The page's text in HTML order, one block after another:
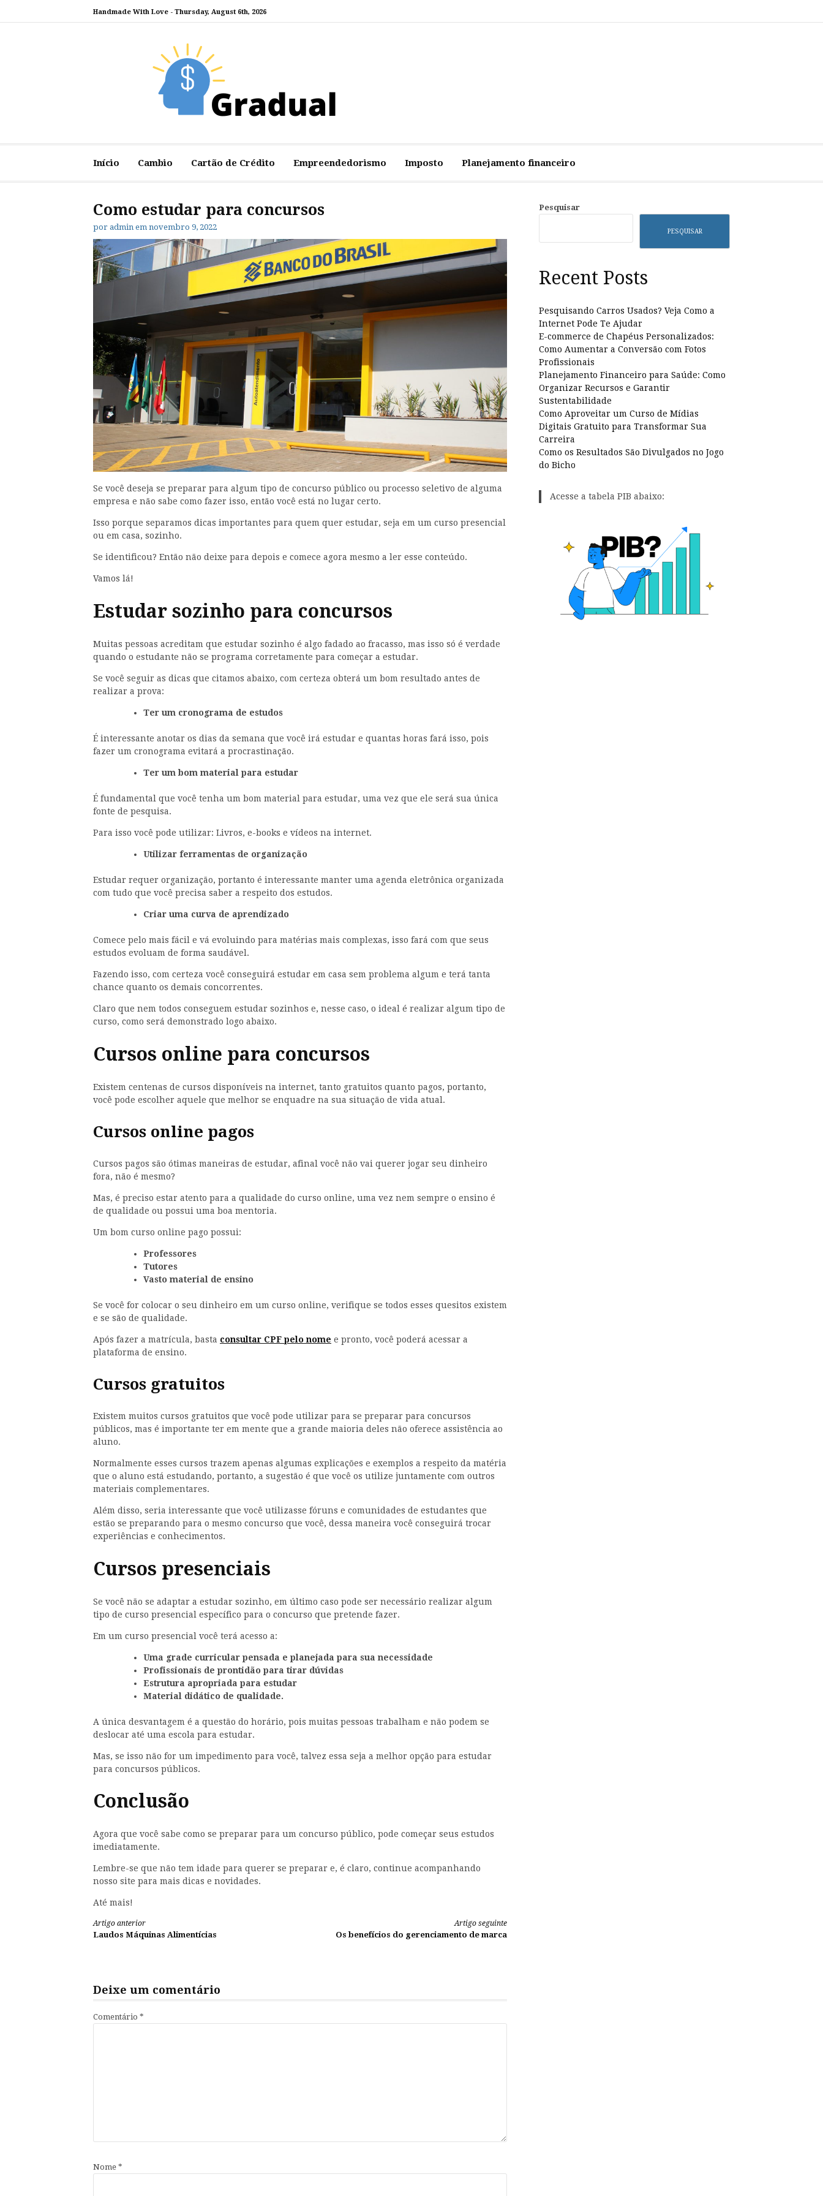
Handmade With Love - Thursday, August 6th, 2026
Page
Início Cambio Cartão de Crédito Empreendedorismo Imposto Planejamento financeiro
Como estudar para concursos
por admin em novembro 9, 2022
Se você deseja se preparar para algum tipo de concurso público ou processo seletivo de alguma
empresa e não sabe como fazer isso, então você está no lugar certo.
Isso porque separamos dicas importantes para quem quer estudar, seja em um curso presencial
ou em casa, sozinho.
Se identificou? Então não deixe para depois e comece agora mesmo a ler esse conteúdo.
Vamos lá!
Estudar sozinho para concursos
Muitas pessoas acreditam que estudar sozinho é algo fadado ao fracasso, mas isso só é verdade
quando o estudante não se programa corretamente para começar a estudar.
Se você seguir as dicas que citamos abaixo, com certeza obterá um bom resultado antes de
realizar a prova:
Ter um cronograma de estudos
É interessante anotar os dias da semana que você irá estudar e quantas horas fará isso, pois
fazer um cronograma evitará a procrastinação.
Ter um bom material para estudar
É fundamental que você tenha um bom material para estudar, uma vez que ele será sua única
fonte de pesquisa.
Para isso você pode utilizar: Livros, e-books e vídeos na internet.
Utilizar ferramentas de organização
Estudar requer organização, portanto é interessante manter uma agenda eletrônica organizada
com tudo que você precisa saber a respeito dos estudos.
Criar uma curva de aprendizado
Comece pelo mais fácil e vá evoluindo para matérias mais complexas, isso fará com que seus
estudos evoluam de forma saudável.
Fazendo isso, com certeza você conseguirá estudar em casa sem problema algum e terá tanta
chance quanto os demais concorrentes.
Claro que nem todos conseguem estudar sozinhos e, nesse caso, o ideal é realizar algum tipo de
curso, como será demonstrado logo abaixo.
Cursos online para concursos
Existem centenas de cursos disponíveis na internet, tanto gratuitos quanto pagos, portanto,
você pode escolher aquele que melhor se enquadre na sua situação de vida atual.
Cursos online pagos
Cursos pagos são ótimas maneiras de estudar, afinal você não vai querer jogar seu dinheiro
fora, não é mesmo?
Mas, é preciso estar atento para a qualidade do curso online, uma vez nem sempre o ensino é
de qualidade ou possui uma boa mentoria.
Um bom curso online pago possui:
Professores
Tutores
Vasto material de ensino
Se você for colocar o seu dinheiro em um curso online, verifique se todos esses quesitos existem
e se são de qualidade.
Após fazer a matrícula, basta consultar CPF pelo nome e pronto, você poderá acessar a
plataforma de ensino.
Cursos gratuitos
Existem muitos cursos gratuitos que você pode utilizar para se preparar para concursos
públicos, mas é importante ter em mente que a grande maioria deles não oferece assistência ao
aluno.
Normalmente esses cursos trazem apenas algumas explicações e exemplos a respeito da matéria
que o aluno está estudando, portanto, a sugestão é que você os utilize juntamente com outros
materiais complementares.
Além disso, seria interessante que você utilizasse fóruns e comunidades de estudantes que
estão se preparando para o mesmo concurso que você, dessa maneira você conseguirá trocar
experiências e conhecimentos.
Cursos presenciais
Se você não se adaptar a estudar sozinho, em último caso pode ser necessário realizar algum
tipo de curso presencial específico para o concurso que pretende fazer.
Em um curso presencial você terá acesso a:
Uma grade curricular pensada e planejada para sua necessidade
Profissionais de prontidão para tirar dúvidas
Estrutura apropriada para estudar
Material didático de qualidade.
A única desvantagem é a questão do horário, pois muitas pessoas trabalham e não podem se
deslocar até uma escola para estudar.
Mas, se isso não for um impedimento para você, talvez essa seja a melhor opção para estudar
para concursos públicos.
Conclusão
Agora que você sabe como se preparar para um concurso público, pode começar seus estudos
imediatamente.
Lembre-se que não tem idade para querer se preparar e, é claro, continue acompanhando
nosso site para mais dicas e novidades.
Até mais!
Continue
Artigo anterior
Laudos Máquinas Alimentícias
Artigo seguinte
Os benefícios do gerenciamento de marca
Deixe um comentário
Comentário *
Nome *
Pesquisar
PESQUISAR
Recent Posts
Pesquisando Carros Usados? Veja Como a
Internet Pode Te Ajudar
E-commerce de Chapéus Personalizados:
Como Aumentar a Conversão com Fotos
Profissionais
Planejamento Financeiro para Saúde: Como
Organizar Recursos e Garantir
Sustentabilidade
Como Aproveitar um Curso de Mídias
Digitais Gratuito para Transformar Sua
Carreira
Como os Resultados São Divulgados no Jogo
do Bicho
Acesse a tabela PIB abaixo: